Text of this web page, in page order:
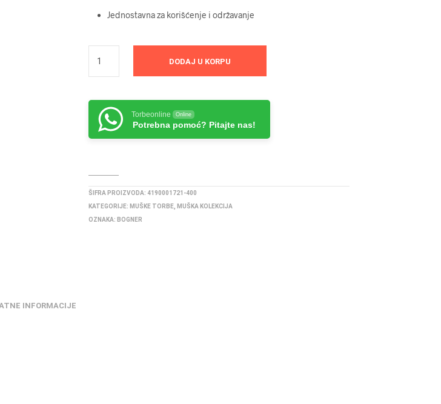
Jednostavna za korišćenje i održavanje
DODAJ U KORPU
Torbeonline Online
Potrebna pomoć? Pitajte nas!
ŠIFRA PROIZVODA: 4190001721-400
KATEGORIJE: MUŠKE TORBE
MUŠKA KOLEKCIJA
OZNAKA: BOGNER
INFORMACIJE